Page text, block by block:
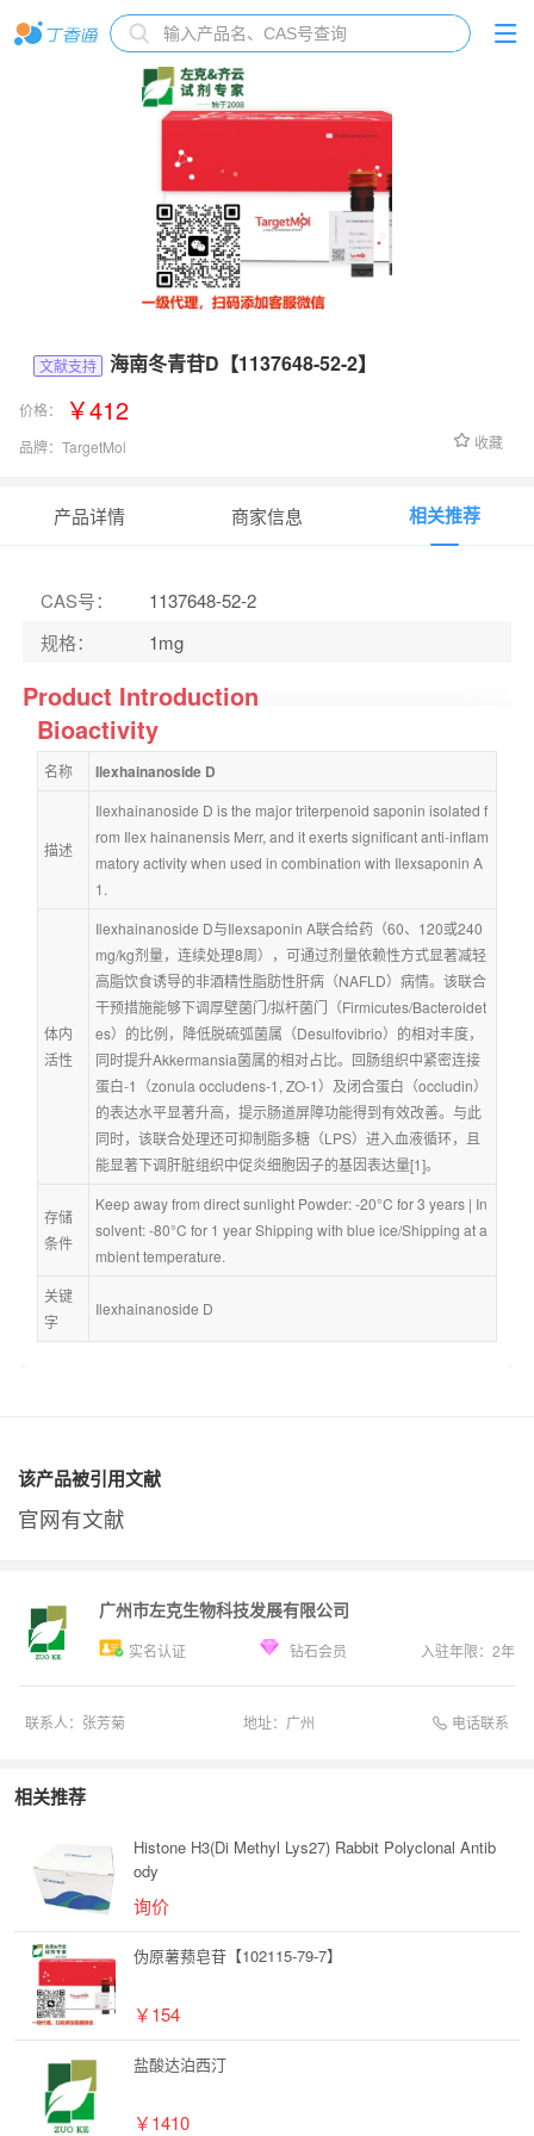
文献支持 海南冬青苷D【1137648-52-2】
价格： ￥412
品牌： TargetMol 收藏
产品详情 商家信息 相关推荐
CAS号：
1137648-52-2
规格： 1mg
Product Introduction
Bioactivity
名称 Ilexhainanoside D
描述
Ilexhainanoside D is the major triterpenoid saponin isolated f
rom Ilex hainanensis Merr, and it exerts significant anti-inflam
matory activity when used in combination with Ilexsaponin A
1.
体内
活性
Ilexhainanoside D与Ilexsaponin A联合给药（60、120或240
mg/kg剂量，连续处理8周），可通过剂量依赖性方式显著减轻
高脂饮食诱导的非酒精性脂肪性肝病（NAFLD）病情。该联合
干预措施能够下调厚壁菌门/拟杆菌门（Firmicutes/Bacteroidet
es）的比例，降低脱硫弧菌属（Desulfovibrio）的相对丰度，
同时提升Akkermansia菌属的相对占比。回肠组织中紧密连接
蛋白-1（zonula occludens-1, ZO-1）及闭合蛋白（occludin）
的表达水平显著升高，提示肠道屏障功能得到有效改善。与此
同时，该联合处理还可抑制脂多糖（LPS）进入血液循环，且
能显著下调肝脏组织中促炎细胞因子的基因表达量[1]。
存储
条件
Keep away from direct sunlight Powder: -20°C for 3 years | In
solvent: -80°C for 1 year Shipping with blue ice/Shipping at a
mbient temperature.
关键
字
Ilexhainanoside D
该产品被引用文献
官网有文献
广州市左克生物科技发展有限公司
实名认证 钻石会员 入驻年限： 2年
联系人： 张芳菊 地址： 广州 电话联系
相关推荐
Histone H3(Di Methyl Lys27) Rabbit Polyclonal Antib
ody
询价
伪原薯蓣皂苷【102115-79-7】
￥154
盐酸达泊西汀
￥1410